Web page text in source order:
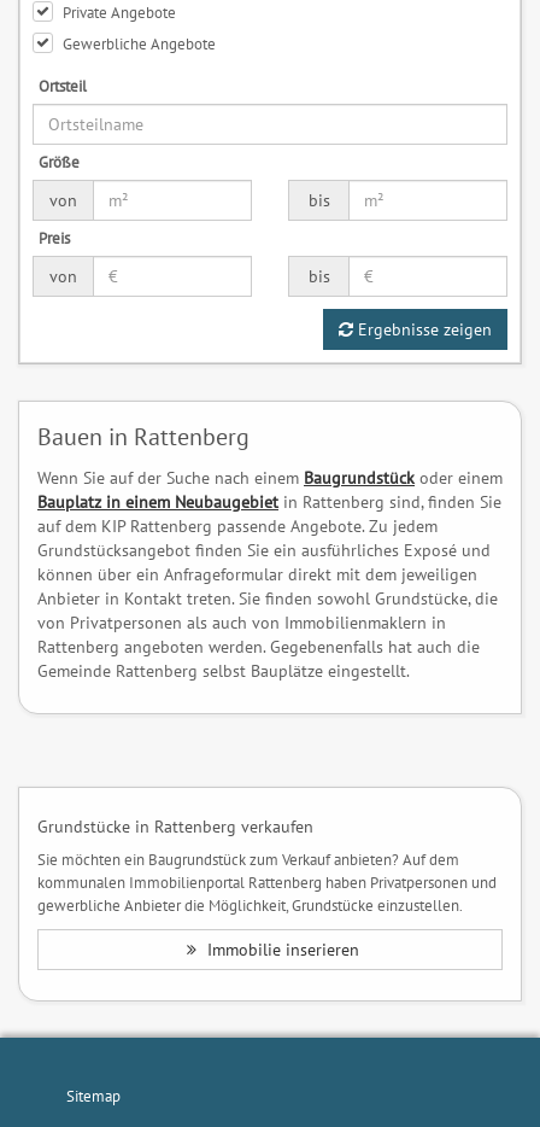
Private Angebote
Gewerbliche Angebote
Ortsteil
Größe
von
bis
Preis
von
bis
Ergebnisse zeigen
Bauen in Rattenberg
Wenn Sie auf der Suche nach einem Baugrundstück oder einem
Bauplatz in einem Neubaugebiet in Rattenberg sind, finden Sie
auf dem KIP Rattenberg passende Angebote. Zu jedem
Grundstücksangebot finden Sie ein ausführliches Exposé und
können über ein Anfrageformular direkt mit dem jeweiligen
Anbieter in Kontakt treten. Sie finden sowohl Grundstücke, die
von Privatpersonen als auch von Immobilienmaklern in
Rattenberg angeboten werden. Gegebenenfalls hat auch die
Gemeinde Rattenberg selbst Bauplätze eingestellt.
Grundstücke in Rattenberg verkaufen
Sie möchten ein Baugrundstück zum Verkauf anbieten? Auf dem
kommunalen Immobilienportal Rattenberg haben Privatpersonen und
gewerbliche Anbieter die Möglichkeit, Grundstücke einzustellen.
Immobilie inserieren
Sitemap